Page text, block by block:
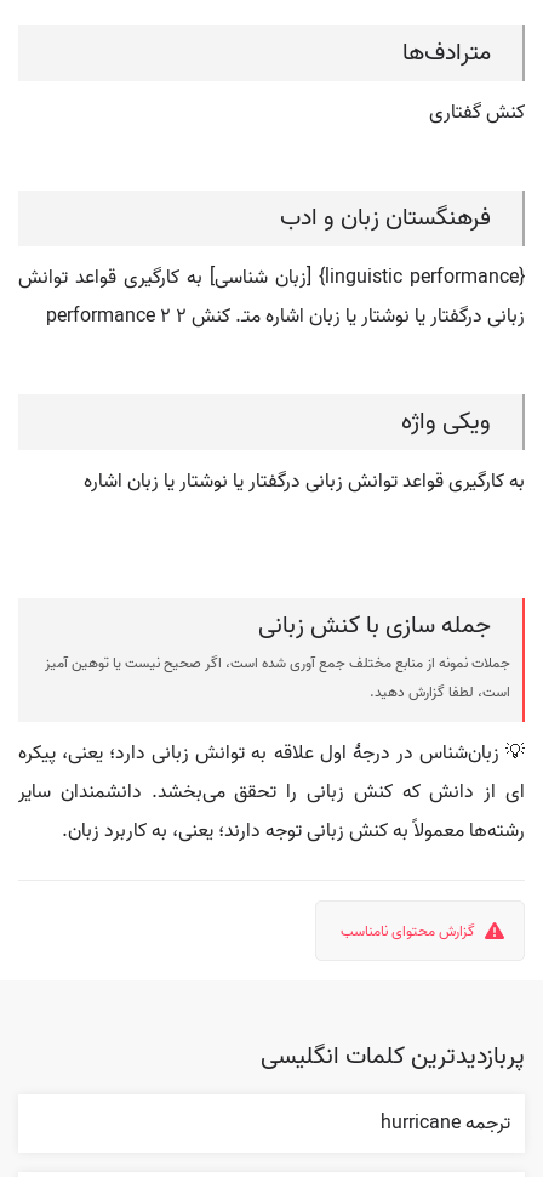
مترادف‌ها
کنش گفتاری
فرهنگستان زبان و ادب
{linguistic performance} [زبان شناسی] به کارگیری قواعد توانش
زبانی درگفتار یا نوشتار یا زبان اشاره متـ. کنش 2 performance 2
ویکی واژه
به ‏کارگیری قواعد توانش زبانی درگفتار یا نوشتار یا زبان اشاره
جمله سازی با کنش زبانی
جملات نمونه از منابع مختلف جمع آوری شده است، اگر صحیح نیست یا توهین آمیز
است، لطفا گزارش دهید.
💡 زبان‌شناس در درجهٔ اول علاقه به توانش زبانی دارد؛ یعنی، پیکره
ای از دانش که کنش زبانی را تحقق می‌بخشد. دانشمندان سایر
رشته‌ها معمولاً به کنش زبانی توجه دارند؛ یعنی، به کاربرد زبان.
گزارش محتوای نامناسب
پربازدیدترین کلمات انگلیسی
ترجمه hurricane